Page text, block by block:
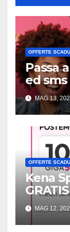
OFFERTE
Passa
ed
MAG 13,
OFFERTE
Kena
GRATIS
MAG 12,